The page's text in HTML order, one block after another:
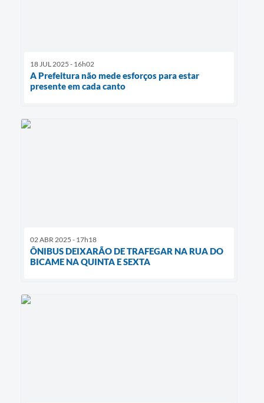
18 JUL 2025 - 16h02
A Prefeitura não mede esforços para estar
presente em cada canto
02 ABR 2025 - 17h18
ÔNIBUS DEIXARÃO DE TRAFEGAR NA RUA DO
BICAME NA QUINTA E SEXTA